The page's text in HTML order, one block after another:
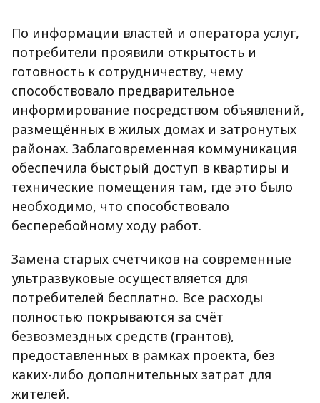
По информации властей и оператора услуг,
потребители проявили открытость и
готовность к сотрудничеству, чему
способствовало предварительное
информирование посредством объявлений,
размещённых в жилых домах и затронутых
районах. Заблаговременная коммуникация
обеспечила быстрый доступ в квартиры и
технические помещения там, где это было
необходимо, что способствовало
бесперебойному ходу работ.
Замена старых счётчиков на современные
ультразвуковые осуществляется для
потребителей бесплатно. Все расходы
полностью покрываются за счёт
безвозмездных средств (грантов),
предоставленных в рамках проекта, без
каких-либо дополнительных затрат для
жителей.